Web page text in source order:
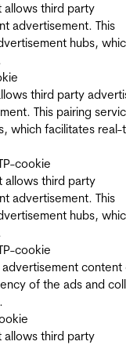
allows third party
advertisement. This
hubs,
third party
This pairing
which facilitates real-
cookie
allows third party
advertisement. This
hubs,
cookie
content
of the ads and
allows third party